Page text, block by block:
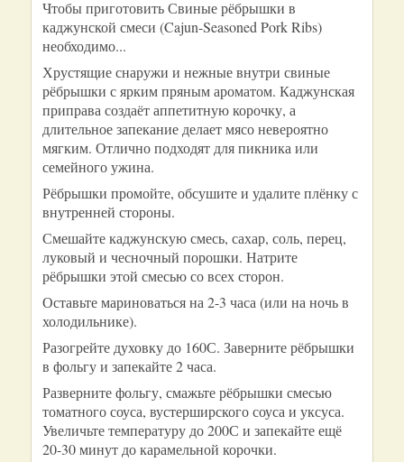
Чтобы приготовить Свиные рёбрышки в
каджунской смеси (Cajun-Seasoned Pork Ribs)
необходимо...
Хрустящие снаружи и нежные внутри свиные
рёбрышки с ярким пряным ароматом. Каджунская
приправа создаёт аппетитную корочку, а
длительное запекание делает мясо невероятно
мягким. Отлично подходят для пикника или
семейного ужина.
Рёбрышки промойте, обсушите и удалите плёнку с
внутренней стороны.
Смешайте каджунскую смесь, сахар, соль, перец,
луковый и чесночный порошки. Натрите
рёбрышки этой смесью со всех сторон.
Оставьте мариноваться на 2-3 часа (или на ночь в
холодильнике).
Разогрейте духовку до 160С. Заверните рёбрышки
в фольгу и запекайте 2 часа.
Разверните фольгу, смажьте рёбрышки смесью
томатного соуса, вустерширского соуса и уксуса.
Увеличьте температуру до 200С и запекайте ещё
20-30 минут до карамельной корочки.